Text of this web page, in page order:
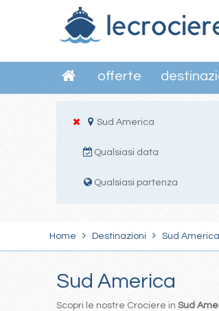
offerte
Sud America
Qualsiasi data
Qualsiasi partenza
Home Destinazioni Sud America
Sud America
Scopri le nostre Crociere in Sud